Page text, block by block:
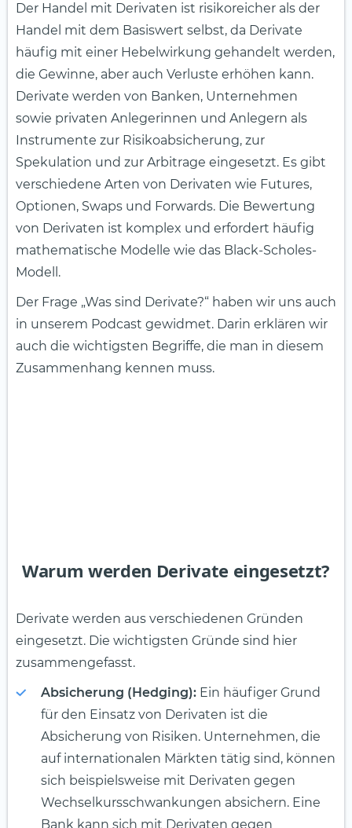
Der Handel mit Derivaten ist risikoreicher als der
Handel mit dem Basiswert selbst, da Derivate
häufig mit einer Hebelwirkung gehandelt werden,
die Gewinne, aber auch Verluste erhöhen kann.
Derivate werden von Banken, Unternehmen
sowie privaten Anlegerinnen und Anlegern als
Instrumente zur Risikoabsicherung, zur
Spekulation und zur Arbitrage eingesetzt. Es gibt
verschiedene Arten von Derivaten wie Futures,
Optionen, Swaps und Forwards. Die Bewertung
von Derivaten ist komplex und erfordert häufig
mathematische Modelle wie das Black-Scholes-
Modell.
Der Frage „Was sind Derivate?“ haben wir uns auch
in unserem Podcast gewidmet. Darin erklären wir
auch die wichtigsten Begriffe, die man in diesem
Zusammenhang kennen muss.
Warum werden Derivate eingesetzt?
Derivate werden aus verschiedenen Gründen
eingesetzt. Die wichtigsten Gründe sind hier
zusammengefasst.
Absicherung (Hedging): Ein häufiger Grund
für den Einsatz von Derivaten ist die
Absicherung von Risiken. Unternehmen, die
auf internationalen Märkten tätig sind, können
sich beispielsweise mit Derivaten gegen
Wechselkursschwankungen absichern. Eine
Bank kann sich mit Derivaten gegen